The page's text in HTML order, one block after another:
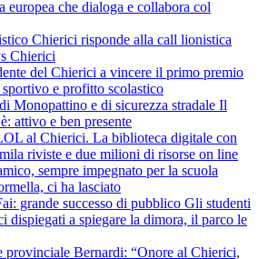
europea che dialoga e collabora col
Chierici risponde alla call lionistica
Chierici
del Chierici a vincere il primo premio
e profitto scolastico
Monopattino e di sicurezza stradale Il
attivo e ben presente
al Chierici. La biblioteca digitale con
riviste e due milioni di risorse on line
sempre impegnato per la scuola
ci ha lasciato
grande successo di pubblico Gli studenti
dispiegati a spiegare la dimora, il parco le
provinciale Bernardi: “Onore al Chierici,